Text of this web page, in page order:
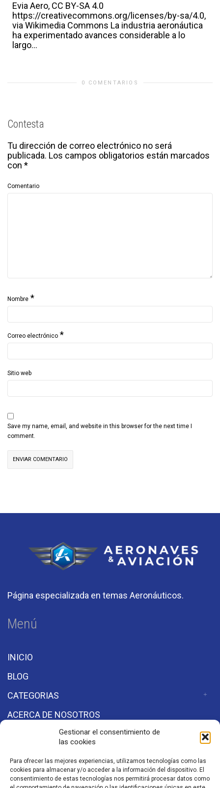
Gestionar el consentimiento de
las cookies
Para ofrecer las mejores experiencias, utilizamos tecnologías como las
cookies para almacenar y/o acceder a la información del dispositivo. El
consentimiento de estas tecnologías nos permitirá procesar datos como
Evia Aero, CC BY-SA 4.0
https://creativecommons.org/licenses/by-sa/4.0,
via Wikimedia Commons La industria aeronáutica
ha experimentado avances considerable a lo
largo...
0 COMENTARIOS
Contesta
Tu dirección de correo electrónico no será
publicada. Los campos obligatorios están marcados
con *
Comentario
Nombre *
Correo electrónico *
Sitio web
Save my name, email, and website in this browser for the next time I
comment.
Página especializada en temas Aeronáuticos.
Menú
INICIO
BLOG
CATEGORIAS
ACERCA DE NOSOTROS
Secciones
Aviso de Privacidad